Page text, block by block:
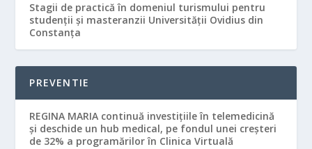
Stagii de practică în domeniul turismului pentru
studenții și masteranzii Universității Ovidius din
Constanța
PREVENTIE
REGINA MARIA continuă investițiile în telemedicină
și deschide un hub medical, pe fondul unei creșteri
de 32% a programărilor în Clinica Virtuală